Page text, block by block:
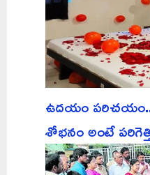
ఉదయం పరిచయం..
శోభనం అంటే